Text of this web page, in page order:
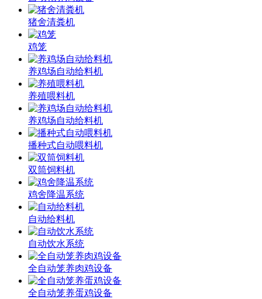
猪舍清粪机
鸡笼
养鸡场自动给料机
养殖喂料机
养鸡场自动给料机
播种式自动喂料机
双筒饲料机
鸡舍降温系统
自动给料机
自动饮水系统
全自动笼养肉鸡设备
全自动笼养蛋鸡设备